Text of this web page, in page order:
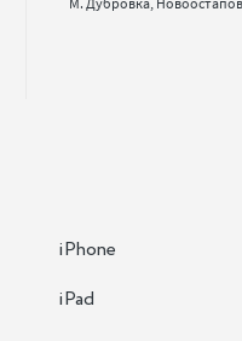
iPhone
iPad